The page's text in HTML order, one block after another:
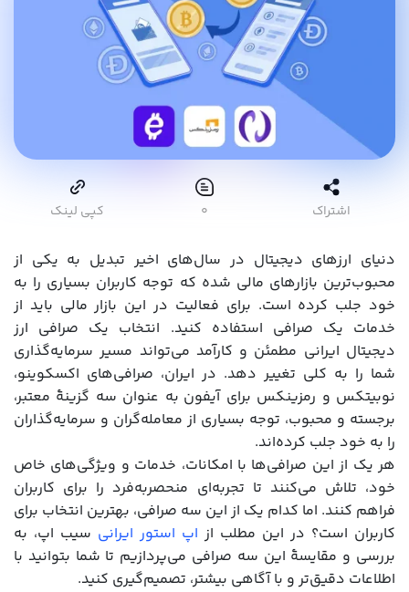
اشتراک ۰ کپی لینک
دنیای ارزهای دیجیتال در سال‌های اخیر تبدیل به یکی از
محبوب‌ترین بازارهای مالی شده که توجه کاربران بسیاری را به
خود جلب کرده است. برای فعالیت در این بازار مالی باید از
خدمات یک صرافی استفاده کنید. انتخاب یک صرافی ارز
دیجیتال ایرانی مطمئن و کارآمد می‌تواند مسیر سرمایه‌گذاری
شما را به کلی تغییر دهد. در ایران، صرافی‌های اکسکوینو،
نوبیتکس و رمزینکس برای آیفون به عنوان سه گزینۀ معتبر،
برجسته و محبوب، توجه بسیاری از معامله‌گران و سرمایه‌گذاران
را به خود جلب کرده‌اند.
هر یک از این صرافی‌ها با امکانات، خدمات و ویژگی‌های خاص
خود، تلاش می‌کنند تا تجربه‌ای منحصر‌به‌فرد را برای کاربران
فراهم کنند. اما کدام یک از این سه صرافی، بهترین انتخاب برای
کاربران است؟ در این مطلب از اپ استور ایرانی سیب اپ، به
بررسی و مقایسۀ این سه صرافی می‌پردازیم تا شما بتوانید با
اطلاعات دقیق‌تر و با آگاهی بیشتر، تصمیم‌گیری کنید.